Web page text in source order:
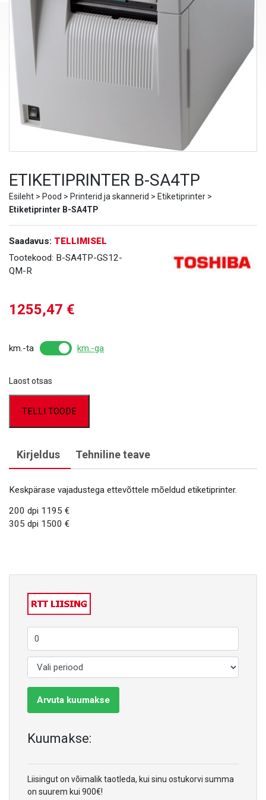
ETIKETIPRINTER B-SA4TP
Esileht > Pood > Printerid ja skannerid > Etiketiprinter >
Etiketiprinter B-SA4TP
Saadavus: TELLIMISEL
Tootekood: B-SA4TP-GS12-
QM-R
1255,47 €
km.-ta km.-ga
Laost otsas
TELLI TOODE
Kirjeldus Tehniline teave
Keskpärase vajadustega ettevõttele mõeldud etiketiprinter.
200 dpi 1195 €
305 dpi 1500 €
Arvuta kuumakse
Kuumakse:
Liisingut on võimalik taotleda, kui sinu ostukorvi summa
on suurem kui 900€!